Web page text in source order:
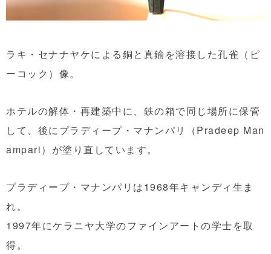
ラキ・セナナヤケによる銅と真鍮を溶接した孔雀（ピ
ーコック）像。
ホテルの解体・再建築中に、鉄の箱で同じ場所に保管
して、後にプラディープ・マナンパリ（Pradeep Man
ampari）が塗り直しています。
プラディープ・マナンパリは1968年キャンディ生ま
れ。
1997年にケラニヤ大学のファインアートの学士を取
得。